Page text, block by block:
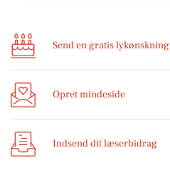
Send en gratis lykønskning
Opret mindeside
Indsend dit læserbidrag